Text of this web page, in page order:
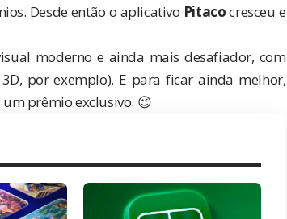
Desde então o aplicativo Pitacocresceu e
moderno e ainda mais desafiador, com
por exemplo). E para ficar ainda melhor,
prêmio exclusivo. 😉